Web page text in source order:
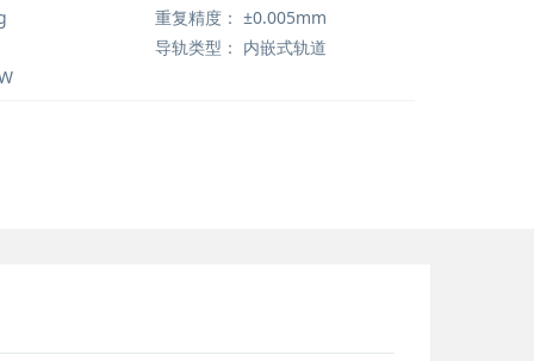
重复精度： ±0.005mm
导轨类型： 内嵌式轨道